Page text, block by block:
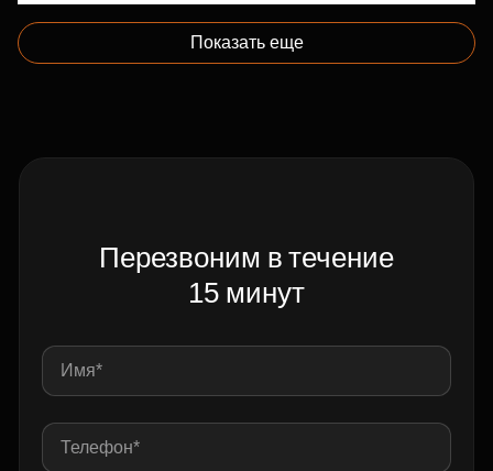
Показать еще
Перезвоним в течение
15 минут